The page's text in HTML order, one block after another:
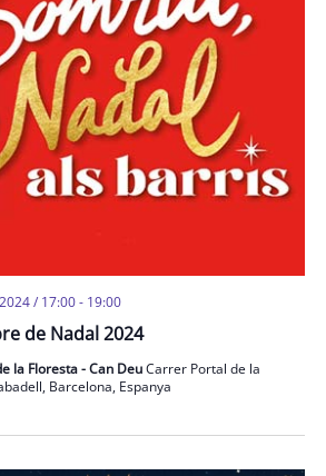
de Nadal 2024
/ 17:00- 19:00
la Floresta - Can DeuCarrer Portal de la
Barcelona, Espanya